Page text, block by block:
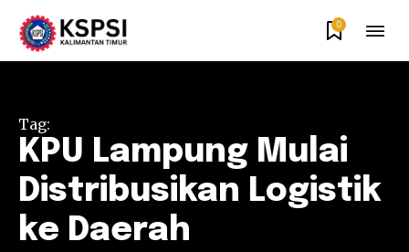
0
Tag:
KPU Lampung Mulai
Distribusikan Logistik
ke Daerah